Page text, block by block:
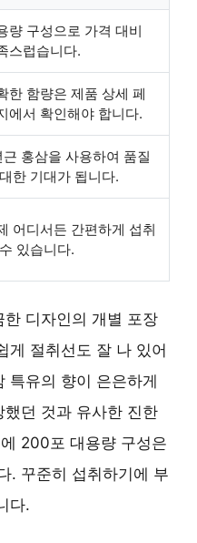
량 구성으로 가격 대비
스럽습니다.
한 함량은 제품 상세 페
에서 확인해야 합니다.
근 홍삼을 사용하여 품질
한 기대가 됩니다.
어디서든 간편하게 섭취
있습니다.
디자인의 개별 포장
게 절취선도 잘 나 있어
특유의 향이 은은하게
던 것과 유사한 진한
200포 대용량 구성은
. 꾸준히 섭취하기에 부
다.